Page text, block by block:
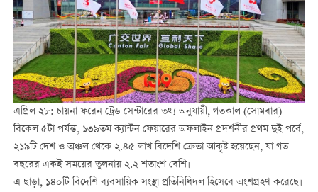
এপ্রিল ২৮: চায়না ফরেন ট্রেড সেন্টারের তথ্য অনুযায়ী, গতকাল (সোমবার)
বিকেল ৫টা পর্যন্ত, ১৩৯তম ক্যান্টন ফেয়ারের অফলাইন প্রদর্শনীর প্রথম দুই পর্বে,
২১৯টি দেশ ও অঞ্চল থেকে ২.৪৫ লাখ বিদেশি ক্রেতা আকৃষ্ট হয়েছেন, যা গত
বছরের একই সময়ের তুলনায় ২.২ শতাংশ বেশি।
এ ছাড়া, ১৪০টি বিদেশি ব্যবসায়িক সংস্থা প্রতিনিধিদল হিসেবে অংশগ্রহণ করেছে।